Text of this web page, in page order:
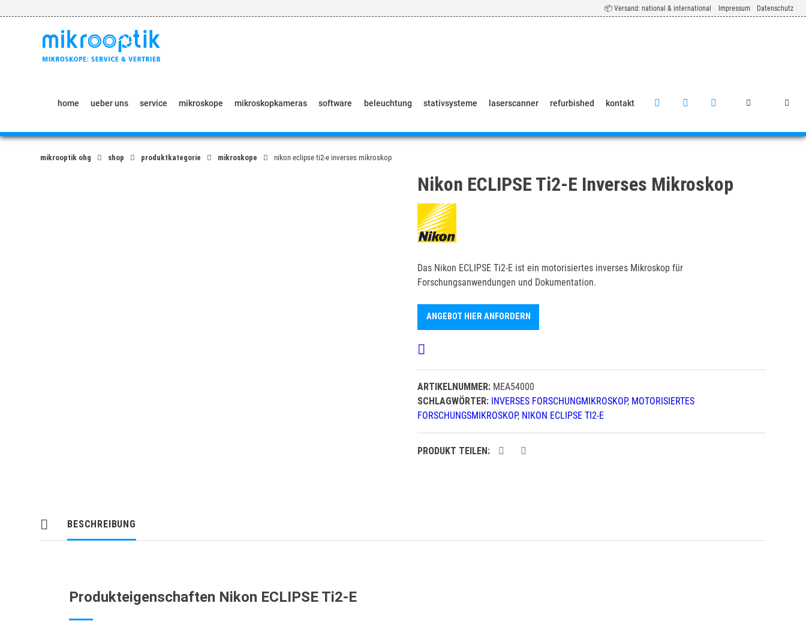
zum
📦 Versand: national & international Impressum Datenschutz
home ueber uns service mikroskope mikroskopkameras software beleuchtung stativsysteme laserscanner refurbished kontakt
mikrooptik ohg shop produktkategorie mikroskope nikon eclipse ti2-e inverses mikroskop
Nikon ECLIPSE Ti2-E Inverses Mikroskop
Das Nikon ECLIPSE Ti2-E ist ein motorisiertes inverses Mikroskop für
Forschungsanwendungen und Dokumentation.
ANGEBOT HIER ANFORDERN
ARTIKELNUMMER: MEA54000
SCHLAGWÖRTER: INVERSES FORSCHUNGMIKROSKOP, MOTORISIERTES
FORSCHUNGSMIKROSKOP, NIKON ECLIPSE TI2-E
PRODUKT TEILEN:
BESCHREIBUNG
Produkteigenschaften Nikon ECLIPSE Ti2-E